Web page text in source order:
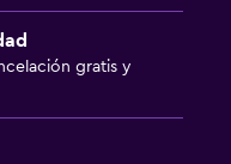
gratis y